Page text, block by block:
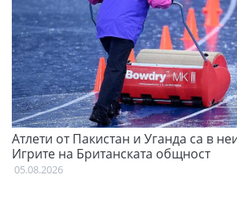
Атлети от Пакистан и Уганда са в
Игрите на Британската общност
05.08.2026